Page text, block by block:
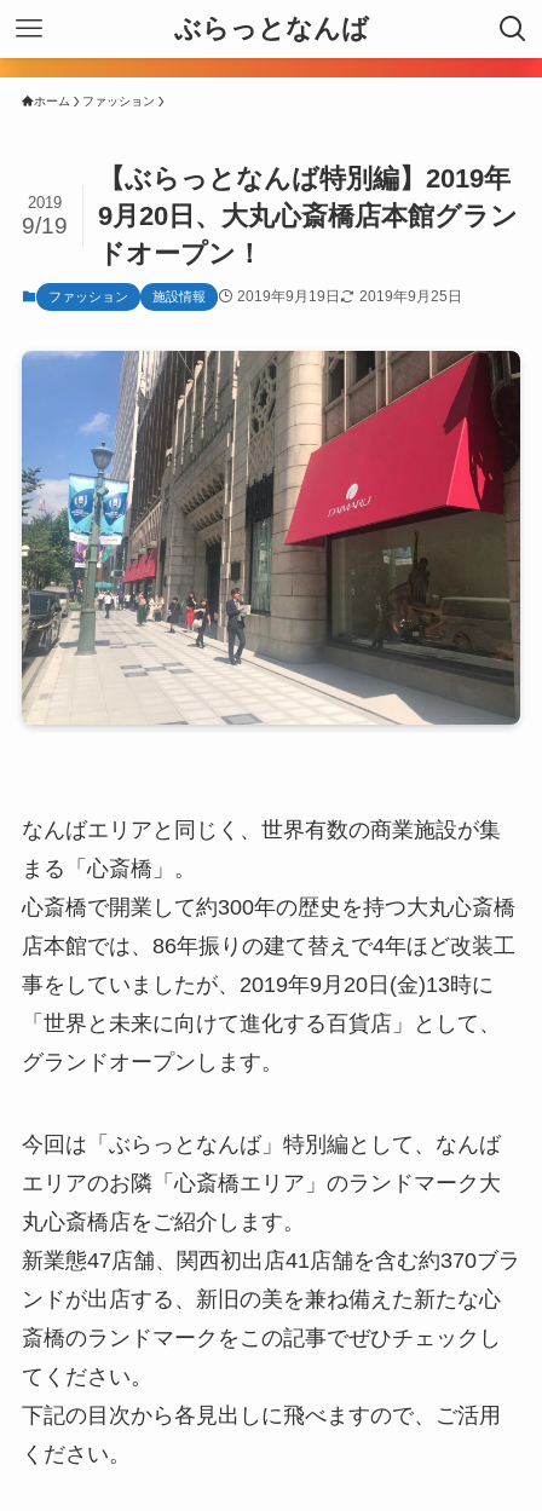
ぶらっとなんば
ホーム ファッション
【ぶらっとなんば特別編】2019年
9月20日、大丸心斎橋店本館グラン
ドオープン！
2019
9/19
ファッション 施設情報 2019年9月19日 2019年9月25日
なんばエリアと同じく、世界有数の商業施設が集
まる「心斎橋」。
心斎橋で開業して約300年の歴史を持つ大丸心斎橋
店本館では、86年振りの建て替えで4年ほど改装工
事をしていましたが、2019年9月20日(金)13時に
「世界と未来に向けて進化する百貨店」として、
グランドオープンします。
今回は「ぶらっとなんば」特別編として、なんば
エリアのお隣「心斎橋エリア」のランドマーク大
丸心斎橋店をご紹介します。
新業態47店舗、関西初出店41店舗を含む約370ブラ
ンドが出店する、新旧の美を兼ね備えた新たな心
斎橋のランドマークをこの記事でぜひチェックし
てください。
下記の目次から各見出しに飛べますので、ご活用
ください。